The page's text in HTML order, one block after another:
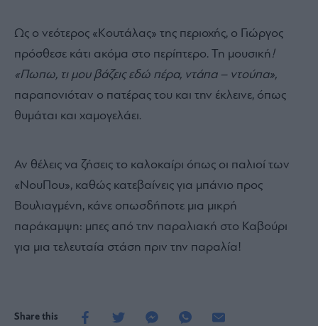
Ως ο νεότερος «Κουτάλας» της περιοχής, ο Γιώργος
πρόσθεσε κάτι ακόμα στο περίπτερο. Τη μουσική!
«Πωπω, τι μου βάζεις εδώ πέρα, ντάπα – ντούπα»,
παραπονιόταν ο πατέρας του και την έκλεινε, όπως
θυμάται και χαμογελάει.
Αν θέλεις να ζήσεις το καλοκαίρι όπως οι παλιοί των
«ΝουΠου», καθώς κατεβαίνεις για μπάνιο προς
Βουλιαγμένη, κάνε οπωσδήποτε μια μικρή
παράκαμψη: μπες από την παραλιακή στο Καβούρι
για μια τελευταία στάση πριν την παραλία!
Share this